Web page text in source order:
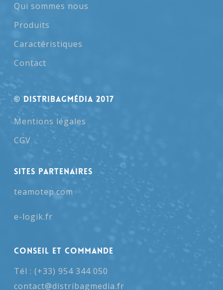
Qui sommes nous
Produits
Caractéristiques
Contact
© Distribagmédia 2017
Mentions légales
CGV
SITES PARTENAIRES
teamotep.com
e-logik.fr
Conseil et Commande
Tél : (+33) 954 344 050
contact@distribagmedia.fr